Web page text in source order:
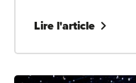
Lire l'article